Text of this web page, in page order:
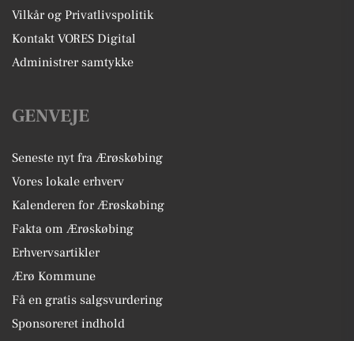
Vilkår og Privatlivspolitik
Kontakt VORES Digital
Administrer samtykke
GENVEJE
Seneste nyt fra Ærøskøbing
Vores lokale erhverv
Kalenderen for Ærøskøbing
Fakta om Ærøskøbing
Erhvervsartikler
Ærø Kommune
Få en gratis salgsvurdering
Sponsoreret indhold